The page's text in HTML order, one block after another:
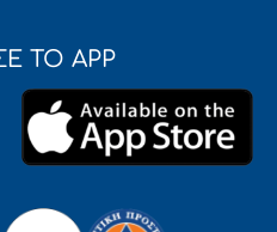
ΤΟ APP